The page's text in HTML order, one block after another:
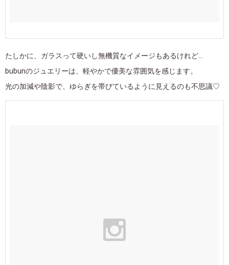
たしかに、ガラスって硬いし無機質なイメージもあるけれど...
bubunのジュエリーは、軽やかで優美な雰囲気を感じます。
光の加減や陰影で、ゆらぎを帯びているように見えるのも不思議♡